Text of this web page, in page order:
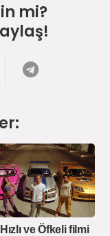
mi?
ve Öfkeli filmi